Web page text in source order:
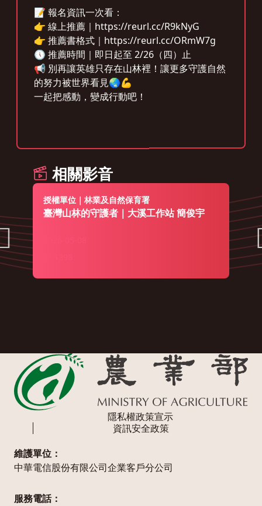
📝 報名資訊一次看：
👉 線上推薦｜https://reurl.cc/R9kNyG
👉 推薦書格式｜https://reurl.cc/ORmW7g
🕔 推薦時間｜即日起至 2/26（四）止
📢 別再讓英雄只存在山林裡！讓更多守護自然
的努力被世界看見🌏💪
一起把感動，變成行動吧！
相關影音
授權單位｜林業及自然保育署
臺灣山林的守護者｜大溪工作站 簡俊宇
隱私權政策宣示
資訊安全政策
維護單位：
中華電信股份有限公司企業客戶分公司
服務電話：